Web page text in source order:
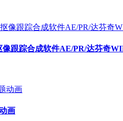
像跟踪合成软件AE/PR/达芬奇
画